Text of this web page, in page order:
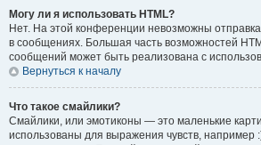
Могу ли я использовать HTML?
Нет. На этой конференции невозможны
в сообщениях. Большая часть возможностей
сообщений может быть реализована с
Вернуться к началу
Что такое смайлики?
Смайлики, или эмотиконы — это маленькие
использованы для выражения чувств, например